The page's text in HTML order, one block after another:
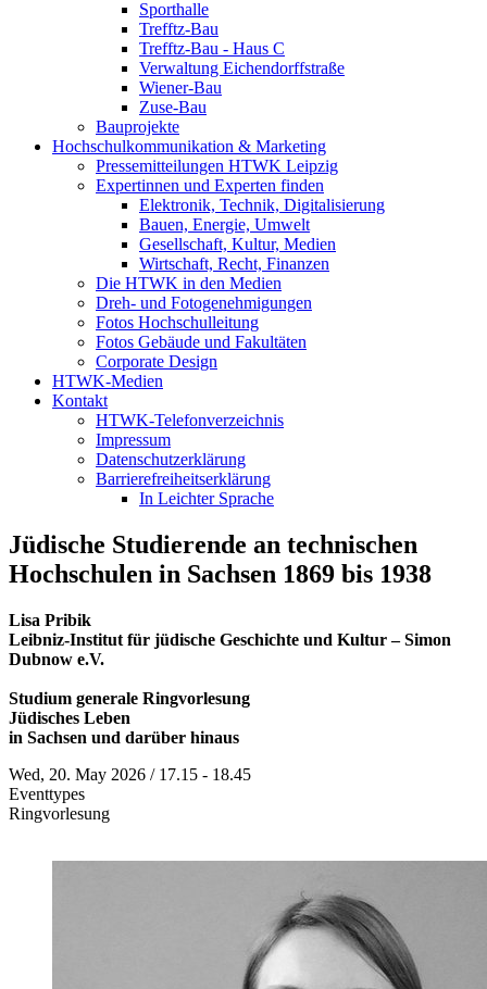
Sporthalle
Trefftz-Bau
Trefftz-Bau - Haus C
Verwaltung Eichendorffstraße
Wiener-Bau
Zuse-Bau
Bauprojekte
Hochschulkommunikation & Marketing
Pressemitteilungen HTWK Leipzig
Expertinnen und Experten finden
Elektronik, Technik, Digitalisierung
Bauen, Energie, Umwelt
Gesellschaft, Kultur, Medien
Wirtschaft, Recht, Finanzen
Die HTWK in den Medien
Dreh- und Fotogenehmigungen
Fotos Hochschulleitung
Fotos Gebäude und Fakultäten
Corporate Design
HTWK-Medien
Kontakt
HTWK-Telefonverzeichnis
Impressum
Datenschutzerklärung
Barrierefreiheitserklärung
In Leichter Sprache
Jüdische Studierende an technischen
Hochschulen in Sachsen 1869 bis 1938
Lisa Pribik
Leibniz-Institut für jüdische Geschichte und Kultur – Simon
Dubnow e.V.
Studium generale Ringvorlesung
Jüdisches Leben
in Sachsen und darüber hinaus
Wed, 20. May 2026 / 17.15 - 18.45
Eventtypes
Ringvorlesung